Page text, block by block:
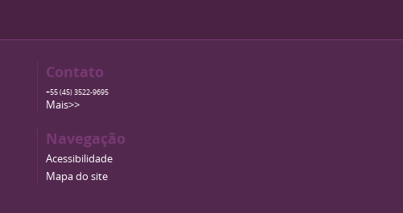
Contato
+55 (45) 3522-9695
Mais>>
Navegação
Acessibilidade
Mapa do site